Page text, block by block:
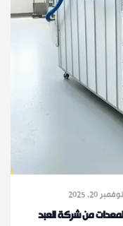
نوفمبر 20, 2025
من شركة العبد